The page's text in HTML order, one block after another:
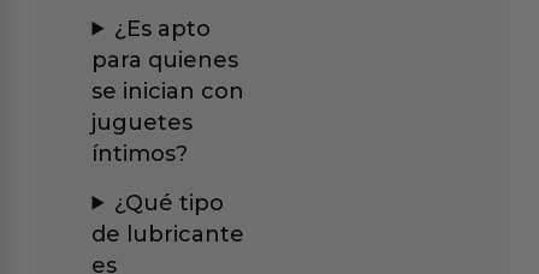
¿Es apto
para quienes
se inician con
juguetes
íntimos?
¿Qué tipo
de lubricante
es